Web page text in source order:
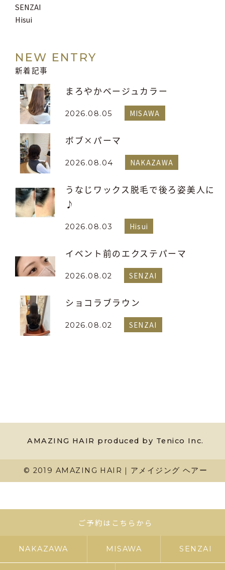
SENZAI
Hisui
NEW ENTRY
新着記事
まろやかベージュカラー
2026.08.05 MISAWA
ボブ×パーマ
2026.08.04 NAKAZAWA
うなじワックス脱毛で後ろ姿美人に
♪
2026.08.03 Hisui
イベント前のエクステパーマ
2026.08.02 SENZAI
ショコラブラウン
2026.08.02 SENZAI
AMAZING HAIR produced by Tenico Inc.
© 2019 AMAZING HAIR｜アメイジング ヘアー
ご予約はこちらから
NAKAZAWA MISAWA SENZAI